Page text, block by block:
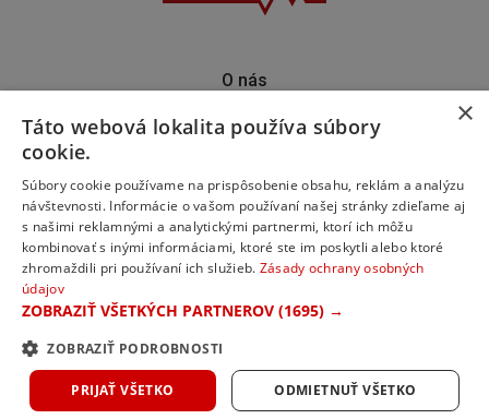
O nás
Predplatné
Podporte nás
© 2023 ozdravme s.r.o. Všetky práva vyhradené.
×
Táto webová lokalita používa súbory
cookie.
Súbory cookie používame na prispôsobenie obsahu, reklám a analýzu
návštevnosti. Informácie o vašom používaní našej stránky zdieľame aj
s našimi reklamnými a analytickými partnermi, ktorí ich môžu
kombinovať s inými informáciami, ktoré ste im poskytli alebo ktoré
zhromaždili pri používaní ich služieb. Zásady ochrany osobných
údajov
ZOBRAZIŤ VŠETKÝCH PARTNEROV (1695) →
ZOBRAZIŤ PODROBNOSTI
PRIJAŤ VŠETKO ODMIETNUŤ VŠETKO